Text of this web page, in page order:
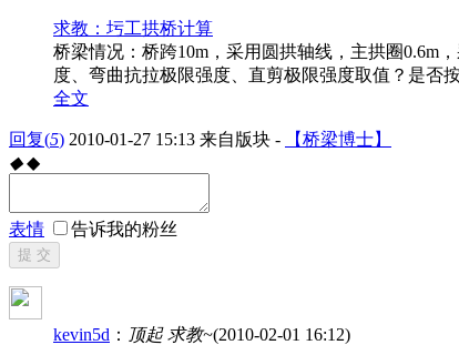
求教：圬工拱桥计算
桥梁情况：桥跨10m，采用圆拱轴线，主拱圈0.6m
度、弯曲抗拉极限强度、直剪极限强度取值？是否
全文
回复(5) 2010-01-27 15:13 来自版块 -
【桥梁博士】
◆ ◆
表情 告诉我的粉丝
提 交
kevin5d ： 顶起 求教~(2010-02-01 16:12)